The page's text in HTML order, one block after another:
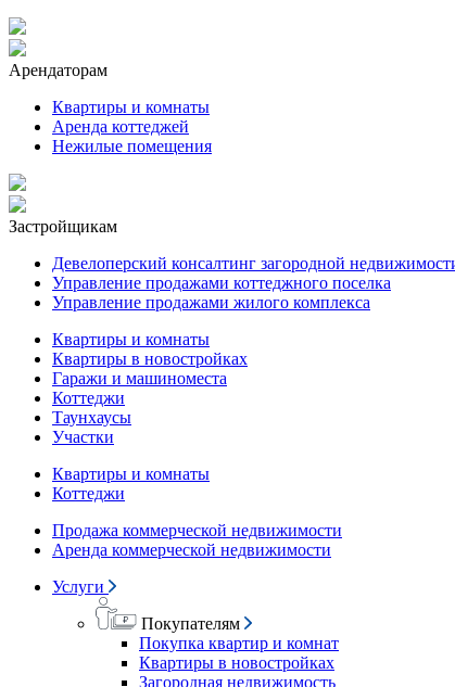
Арендаторам
Квартиры и комнаты
Аренда коттеджей
Нежилые помещения
Застройщикам
Девелоперский консалтинг загородной
Управление продажами коттеджного поселка
Управление продажами жилого комплекса
Квартиры и комнаты
Квартиры в новостройках
Гаражи и машиноместа
Коттеджи
Таунхаусы
Участки
Квартиры и комнаты
Коттеджи
Продажа коммерческой недвижимости
Аренда коммерческой недвижимости
Услуги
Покупателям
Покупка квартир и комнат
Квартиры в новостройках
Загородная недвижимость